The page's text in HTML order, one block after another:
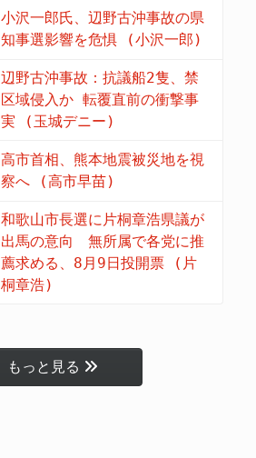
小沢一郎氏、辺野古沖事故の県
知事選影響を危惧 (小沢一郎)
辺野古沖事故：抗議船2隻、禁
区域侵入か 転覆直前の衝撃事
実 (玉城デニー)
高市首相、熊本地震被災地を視
察へ (高市早苗)
和歌山市長選に片桐章浩県議が
出馬の意向 無所属で各党に推
薦求める、8月9日投開票 (片
桐章浩)
もっと見る